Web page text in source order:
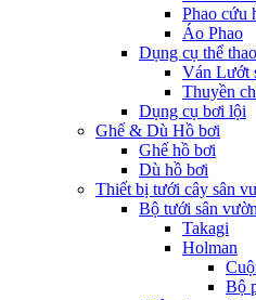
Phao cứu
Áo Phao
Dụng cụ thể
Ván Lướt
Thuyền
Dụng cụ bơi lội
Ghế & Dù Hồ bơi
Ghế hồ bơi
Dù hồ bơi
Thiết bị tưới cây sân
Bộ tưới sân vườn
Takagi
Holman
Bộ